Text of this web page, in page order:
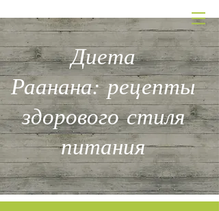
Диета
Раанана: рецепты
здорового стиля
питания